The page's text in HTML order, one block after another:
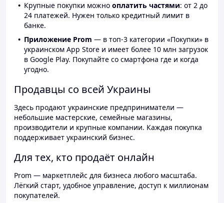
Крупные покупки можно оплатить частями: от 2 до
24 платежей. Нужен только кредитный лимит в
банке.
Приложение Prom — в топ-3 категории «Покупки» в
украинском App Store и имеет более 10 млн загрузок
в Google Play. Покупайте со смартфона где и когда
угодно.
Продавцы со всей Украины
Здесь продают украинские предприниматели —
небольшие мастерские, семейные магазины,
производители и крупные компании. Каждая покупка
поддерживает украинский бизнес.
Для тех, кто продаёт онлайн
Prom — маркетплейс для бизнеса любого масштаба.
Лёгкий старт, удобное управление, доступ к миллионам
покупателей.